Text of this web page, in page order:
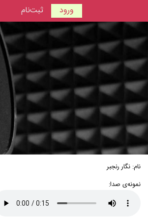
ورود ثبت‌نام
نام: نگار رنجبر
نمونه‌ی صدا: